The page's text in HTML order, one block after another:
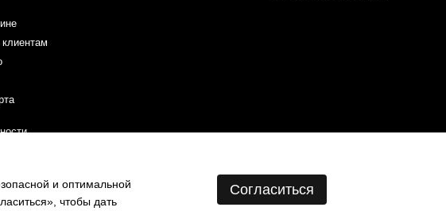
и оптимальной
чтобы дать
Согласиться